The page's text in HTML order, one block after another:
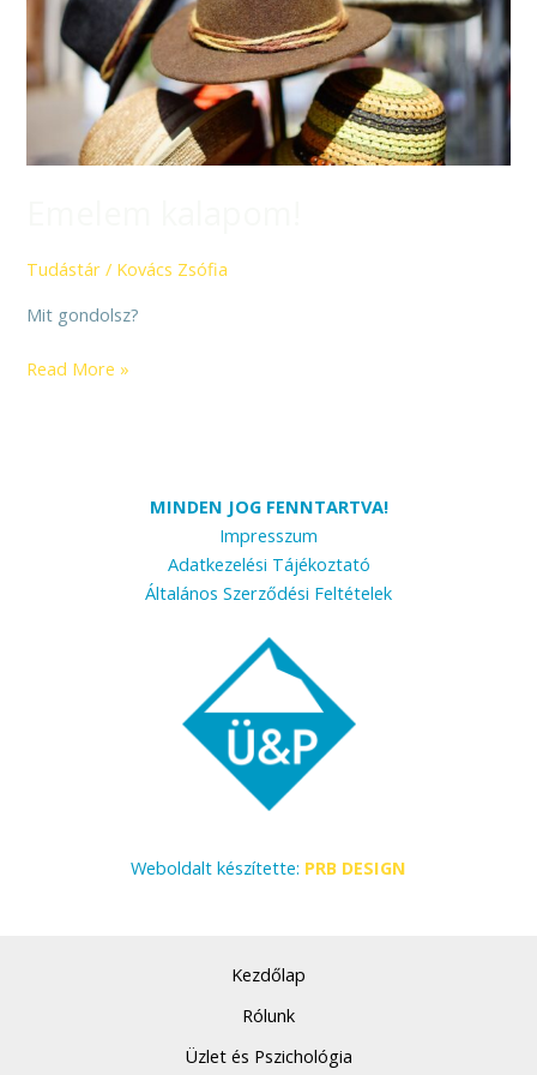
Tudástár / Kovács Zsófia
Mit gondolsz?
Read More »
MINDEN JOG FENNTARTVA!
Impresszum
Adatkezelési Tájékoztató
Általános Szerződési Feltételek
Weboldalt készítette: PRB DESIGN
Kezdőlap
Rólunk
Üzlet és Pszichológia